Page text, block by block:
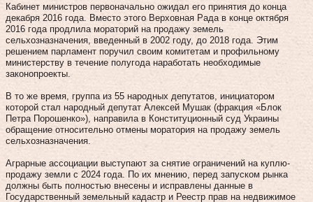
Кабинет министров первоначально ожидал его принятия до конца
декабря 2016 года. Вместо этого Верховная Рада в конце октября
2016 года продлила мораторий на продажу земель
сельхозназначения, введенный в 2002 году, до 2018 года. Этим
решением парламент поручил своим комитетам и профильному
министерству в течение полугода наработать необходимые
законопроекты.
В то же время, группа из 55 народных депутатов, инициатором
которой стал народный депутат Алексей Мушак (фракция «Блок
Петра Порошенко»), направила в Конституционный суд Украины
обращение относительно отмены моратория на продажу земель
сельхозназначения.
Аграрные ассоциации выступают за снятие ограничений на куплю-
продажу земли с 2024 года. По их мнению, перед запуском рынка
должны быть полностью внесены и исправлены данные в
Государственный земельный кадастр и Реестр прав на недвижимое